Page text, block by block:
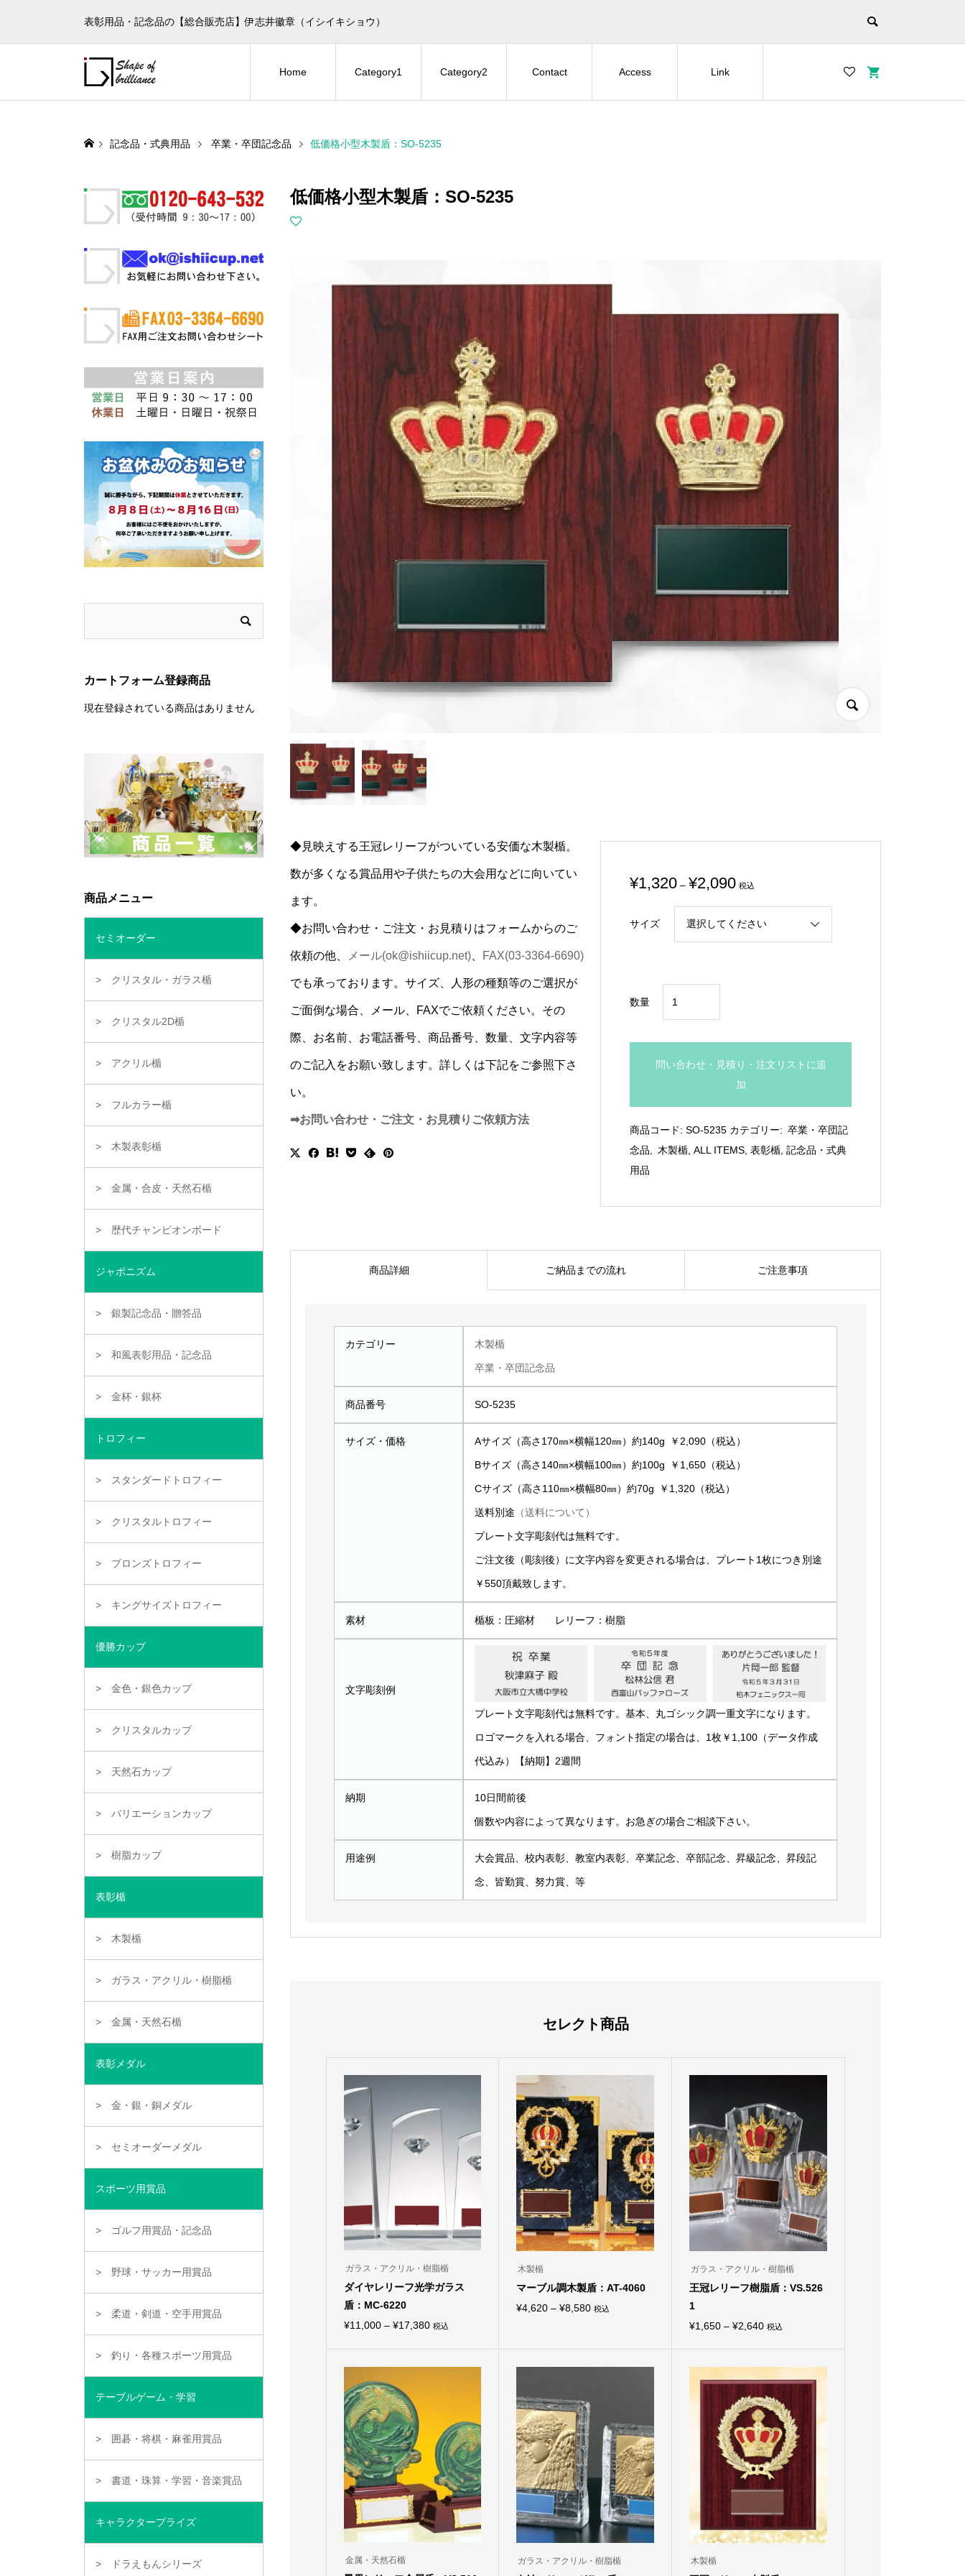
表彰用品・記念品の【総合販売店】伊志井徽章（イシイキショウ）
Home Category1 Category2 Contact Access Link
記念品・式典用品 卒業・卒団記念品 低価格小型木製盾：SO-5235
低価格小型木製盾：SO-5235
◆見映えする王冠レリーフがついている安価な木製楯。
数が多くなる賞品用や子供たちの大会用などに向いてい
ます。
◆お問い合わせ・ご注文・お見積りはフォームからのご
依頼の他、 メール(ok@ishiicup.net) FAX(03-3364-6690)
でも承っております。サイズ、人形の種類等のご選択が
ご面倒な場合、メール、FAXでご依頼ください。その
際、お名前、お電話番号、商品番号、数量、文字内容等
のご記入をお願い致します。詳しくは下記をご参照下さ
い。
➡お問い合わせ・ご注文・お見積りご依頼方法
¥1,320 – ¥2,090
帯:
税込
サイズ
数量
盾：
SO-
問い合わせ・見積り・注文リストに追
加
商品コード:SO-5235 カテゴリー: 卒業・卒団記
念品, 木製楯,ALL ITEMS,表彰楯,記念品・式典
用品
商品詳細 ご納品までの流れ ご注意事項
カテゴリー 木製楯
卒業・卒団記念品
商品番号 SO-5235
サイズ・価格 Aサイズ（高さ170㎜×横幅120㎜）約140g ￥2,090（税込）
Bサイズ（高さ140㎜×横幅100㎜）約100g ￥1,650（税込）
Cサイズ（高さ110㎜×横幅80㎜）約70g ￥1,320（税込）
送料別途 （送料について）
プレート文字彫刻代は無料です。
ご注文後（彫刻後）に文字内容を変更される場合は、プレート1枚につき別途
￥550頂戴致します。
素材 楯板：圧縮材 レリーフ：樹脂
文字彫刻例
プレート文字彫刻代は無料です。基本、丸ゴシック調一重文字になります。
ロゴマークを入れる場合、フォント指定の場合は、1枚￥1,100（データ作成
代込み）【納期】2週間
納期 10日間前後
個数や内容によって異なります。お急ぎの場合ご相談下さい。
用途例 大会賞品、校内表彰、教室内表彰、卒業記念、卒部記念、昇級記念、昇段記
念、皆勤賞、努力賞、等
セレクト商品
ガラス・アクリル・樹脂楯
ダイヤレリーフ光学ガラス
盾：MC-6220
¥11,000 – ¥17,380価税込
の
品
は
複
数
の
バ
リ
エ
ー
シ
ョ
あ
り
ま
す。
木製楯
マーブル調木製盾：AT-4060
¥4,620 – ¥8,580価税込
品
に
数
の
バ
リ
エ
ー
シ
ョ
ン
あ
り
オ
ガラス・アクリル・樹脂楯
王冠レリーフ樹脂盾：VS.526
1
¥1,650 – ¥2,640価
¥1,650
–
¥2,640
税込
の
品
は
が
り
ま
す。
金属・天然石楯 ガラス・アクリル・樹脂楯 木製楯
カートフォーム登録商品
現在登録されている商品はありません
商品メニュー
セミオーダー
クリスタル・ガラス楯
クリスタル2D楯
アクリル楯
フルカラー楯
木製表彰楯
金属・合皮・天然石楯
歴代チャンピオンボード
ジャポニズム
銀製記念品・贈答品
和風表彰用品・記念品
金杯・銀杯
トロフィー
スタンダードトロフィー
クリスタルトロフィー
ブロンズトロフィー
キングサイズトロフィー
優勝カップ
金色・銀色カップ
クリスタルカップ
天然石カップ
バリエーションカップ
樹脂カップ
表彰楯
木製楯
ガラス・アクリル・樹脂楯
金属・天然石楯
表彰メダル
金・銀・銅メダル
セミオーダーメダル
スポーツ用賞品
ゴルフ用賞品・記念品
野球・サッカー用賞品
柔道・剣道・空手用賞品
釣り・各種スポーツ用賞品
テーブルゲーム・学習
囲碁・将棋・麻雀用賞品
書道・珠算・学習・音楽賞品
キャラクタープライズ
ドラえもんシリーズ